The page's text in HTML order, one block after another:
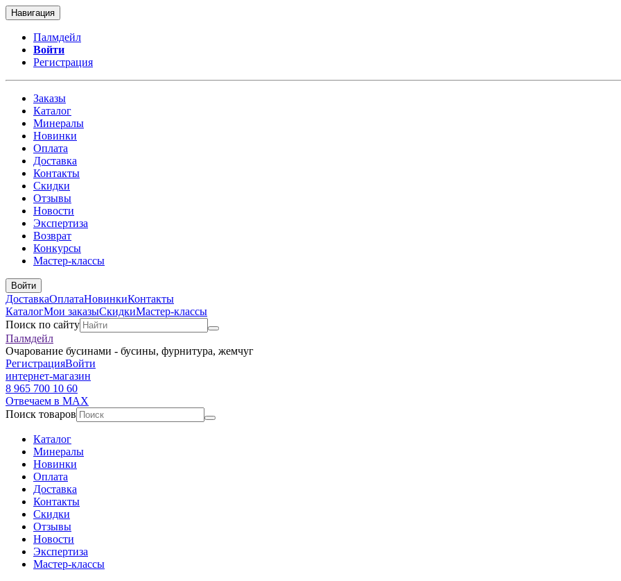
Навигация
Палмдейл
Войти
Регистрация
Заказы
Каталог
Минералы
Новинки
Оплата
Доставка
Контакты
Скидки
Отзывы
Новости
Экспертиза
Возврат
Конкурсы
Мастер-классы
Войти
ДоставкаОплатаНовинкиКонтакты
КаталогМои заказыСкидкиМастер-классы
Поиск по сайту
Палмдейл
Очарование бусинами - бусины, фурнитура, жемчуг
РегистрацияВойти
интернет-магазин
8 965 700 10 60
Отвечаем в MAX
Поиск товаров
Каталог
Минералы
Новинки
Оплата
Доставка
Контакты
Скидки
Отзывы
Новости
Экспертиза
Мастер-классы